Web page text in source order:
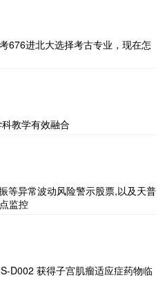
676进北大选择考古专业，现在怎
教学有效融合
等异常波动风险警示股票,以及天普
监控
D002 获得子宫肌瘤适应症药物临